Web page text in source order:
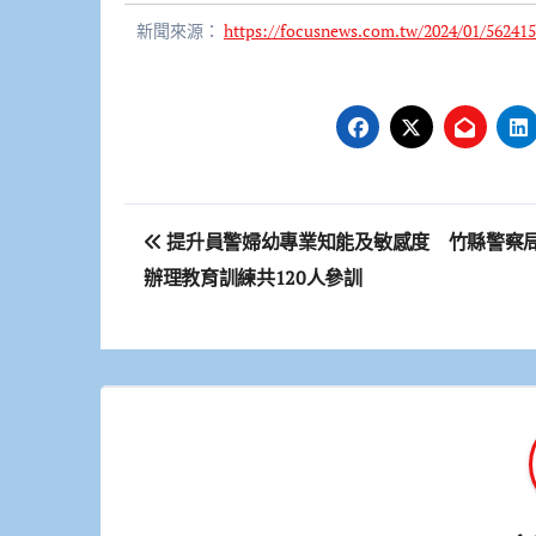
新聞來源： https://focusnews.com.tw/2024/01/
文
章
覽
提升員警婦幼專業知能及敏感度 竹縣警察
辦理教育訓練共120人參訓